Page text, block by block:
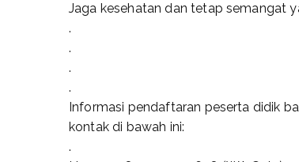
Jaga kesehatan dan tetap semangat
.
.
.
.
Informasi pendaftaran peserta didik
kontak di bawah ini:
.